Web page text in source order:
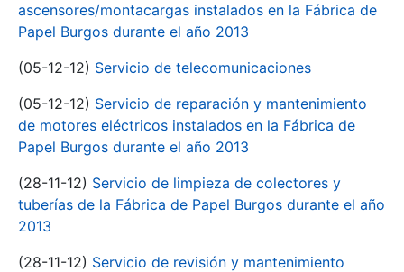
ascensores/montacargas instalados en la Fábrica de
Papel Burgos durante el año 2013
(05-12-12) Servicio de telecomunicaciones
(05-12-12) Servicio de reparación y mantenimiento
de motores eléctricos instalados en la Fábrica de
Papel Burgos durante el año 2013
(28-11-12) Servicio de limpieza de colectores y
tuberías de la Fábrica de Papel Burgos durante el año
2013
(28-11-12) Servicio de revisión y mantenimiento